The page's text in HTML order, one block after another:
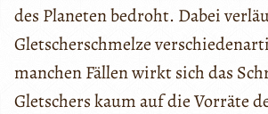
des Planeten bedroht. Dabei
Gletscherschmelze
manchen Fällen wirkt sich das
Gletschers kaum auf die Vorräte